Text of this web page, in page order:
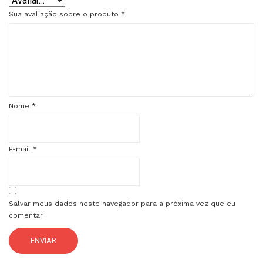
Sua avaliação sobre o produto *
Nome *
E-mail *
Salvar meus dados neste navegador para a próxima vez que eu
comentar.